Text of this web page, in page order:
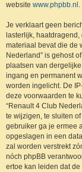
website www.phpbb.nl .
Je verklaart geen
lasterlijk,
materiaal bevat die de
Nederland” is gehost
plaatsen van
ingang en permanent
worden ingelicht. De
deze voorwaarden te
“Renault 4 Club
te wijzigen, te sluiten
gebruiker ga je ermee
opgeslagen in een
zal worden verstrekt
nóch phpBB
ertoe kan leiden dat